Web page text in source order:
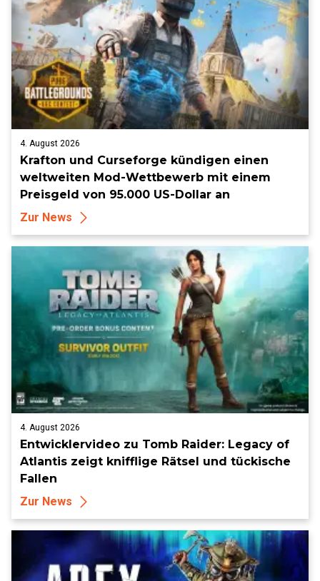
4. August 2026
Krafton und Curseforge kündigen einen
weltweiten Mod-Wettbewerb mit einem
Preisgeld von 95.000 US-Dollar an
Zur News
4. August 2026
Entwicklervideo zu Tomb Raider: Legacy of
Atlantis zeigt knifflige Rätsel und tückische
Fallen
Zur News